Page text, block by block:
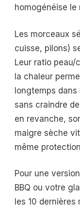
homogénéise
Les morceaux
cuisse, pilons)
Leur ratio peau/
la chaleur
longtemps
sans craindre
en revanche,
maigre sèche
même
Pour une
BBQ ou votre
les 10